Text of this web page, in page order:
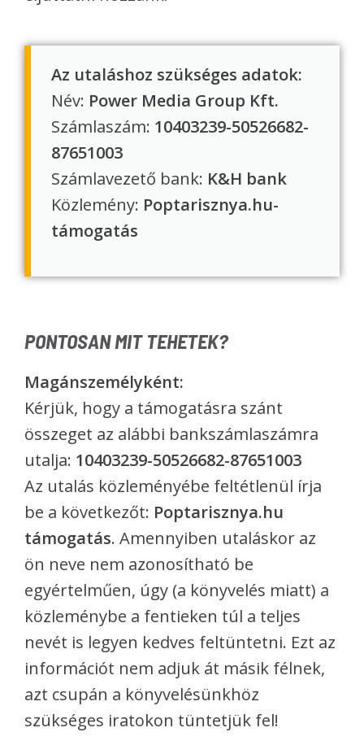
Az utaláshoz szükséges adatok:
Név: Power Media Group Kft.
Számlaszám: 10403239-50526682-
87651003
Számlavezető bank: K&H bank
Közlemény: Poptarisznya.hu-
támogatás
PONTOSAN MIT TEHETEK?
Magánszemélyként:
Kérjük, hogy a támogatásra szánt
összeget az alábbi bankszámlaszámra
utalja: 10403239-50526682-87651003
Az utalás közleményébe feltétlenül írja
be a következőt: Poptarisznya.hu
támogatás. Amennyiben utaláskor az
ön neve nem azonosítható be
egyértelműen, úgy (a könyvelés miatt) a
közleménybe a fentieken túl a teljes
nevét is legyen kedves feltüntetni. Ezt az
információt nem adjuk át másik félnek,
azt csupán a könyvelésünkhöz
szükséges iratokon tüntetjük fel!